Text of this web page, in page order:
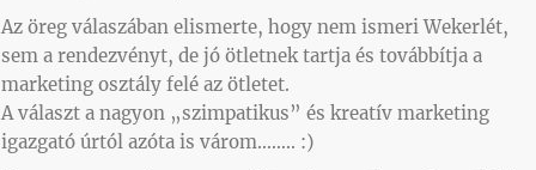
Az öreg válaszában elismerte, hogy nem ismeri Wekerlét,
sem a rendezvényt, de jó ötletnek tartja és továbbítja a
marketing osztály felé az ötletet.
A választ a nagyon „szimpatikus” és kreatív marketing
igazgató úrtól azóta is várom…….. :)